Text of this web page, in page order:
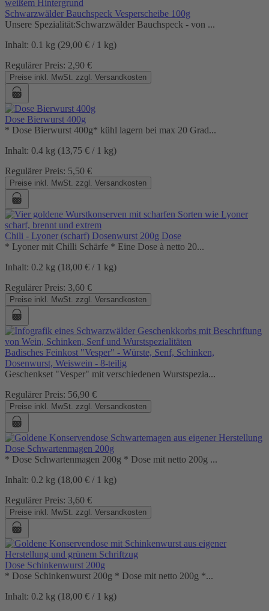
Schwarzwälder Bauchspeck Vesperscheibe 100g
Unsere Spezialität:Schwarzwälder Bauchspeck - von ...
Inhalt: 0.1 kg (29,00 € / 1 kg)
Regulärer Preis: 2,90 €
Preise inkl. MwSt. zzgl. Versandkosten
Dose Bierwurst 400g
* Dose Bierwurst 400g* kühl lagern bei max 20 Grad...
Inhalt: 0.4 kg (13,75 € / 1 kg)
Regulärer Preis: 5,50 €
Preise inkl. MwSt. zzgl. Versandkosten
Chili - Lyoner (scharf) Dosenwurst 200g Dose
* Lyoner mit Chilli Schärfe * Eine Dose à netto 20...
Inhalt: 0.2 kg (18,00 € / 1 kg)
Regulärer Preis: 3,60 €
Preise inkl. MwSt. zzgl. Versandkosten
Badisches Feinkost "Vesper" - Würste, Senf, Schinken,
Dosenwurst, Weiswein - 8-teilig
Geschenkset "Vesper" mit verschiedenen Wurstspezia...
Regulärer Preis: 56,90 €
Preise inkl. MwSt. zzgl. Versandkosten
Dose Schwartenmagen 200g
* Dose Schwartenmagen 200g * Dose mit netto 200g ...
Inhalt: 0.2 kg (18,00 € / 1 kg)
Regulärer Preis: 3,60 €
Preise inkl. MwSt. zzgl. Versandkosten
Dose Schinkenwurst 200g
* Dose Schinkenwurst 200g * Dose mit netto 200g *...
Inhalt: 0.2 kg (18,00 € / 1 kg)